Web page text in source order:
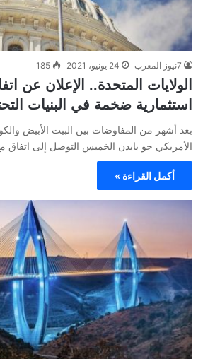
7نيوز المغرب 24 يونيو، 2021 185
الولايات المتحدة.. الإعلان عن
استثمارية ضخمة في البنيات
بعد أشهر من المفاوضات بين البيت الأبيض
الأمريكي جو بايدن الخميس التوصل إلى
أكمل القراءة »